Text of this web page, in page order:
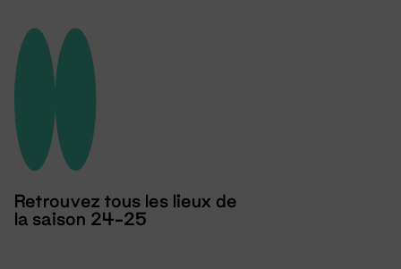
Retrouvez tous les lieux de
la saison 24-25